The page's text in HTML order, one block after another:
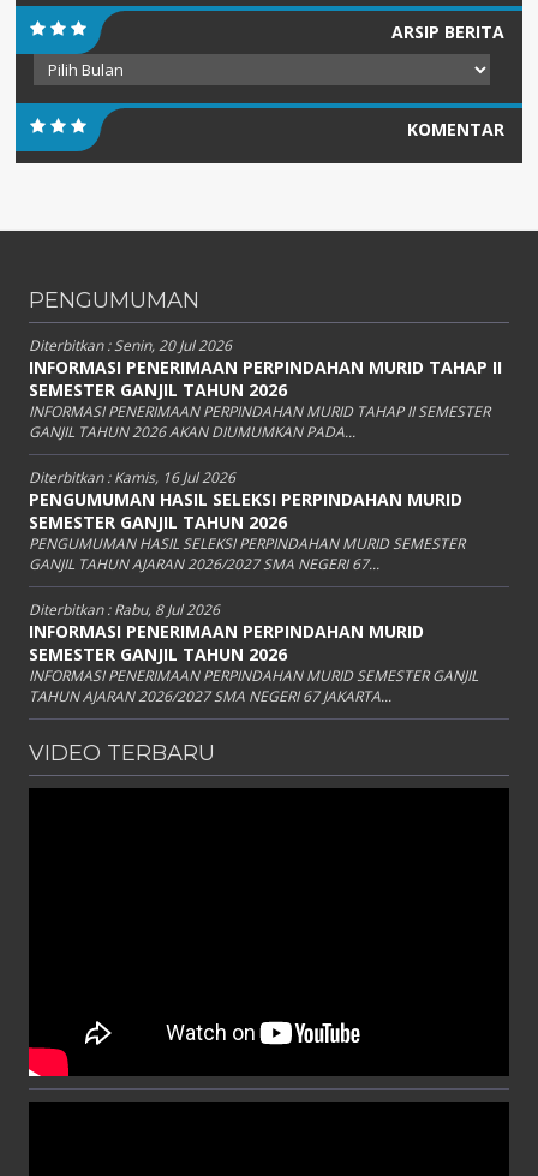
ARSIP BERITA
Arsip
Berita
KOMENTAR
PENGUMUMAN
Diterbitkan :Senin, 20 Jul 2026
INFORMASI PENERIMAAN PERPINDAHAN MURID TAHAP II
SEMESTER GANJIL TAHUN 2026
INFORMASI PENERIMAAN PERPINDAHAN MURID TAHAP II SEMESTER
GANJIL TAHUN 2026 AKAN DIUMUMKAN PADA...
Diterbitkan :Kamis, 16 Jul 2026
PENGUMUMAN HASIL SELEKSI PERPINDAHAN MURID
SEMESTER GANJIL TAHUN 2026
PENGUMUMAN HASIL SELEKSI PERPINDAHAN MURID SEMESTER
GANJIL TAHUN AJARAN 2026/2027 SMA NEGERI 67...
Diterbitkan :Rabu, 8 Jul 2026
INFORMASI PENERIMAAN PERPINDAHAN MURID
SEMESTER GANJIL TAHUN 2026
INFORMASI PENERIMAAN PERPINDAHAN MURID SEMESTER GANJIL
TAHUN AJARAN 2026/2027 SMA NEGERI 67 JAKARTA...
VIDEO TERBARU